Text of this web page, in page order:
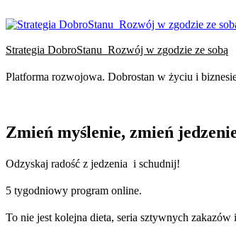
do
Strategia DobroStanu_Rozwój w zgodzie ze sobą
Platforma rozwojowa. Dobrostan w życiu i
Zmień myślenie, zmień
Odzyskaj radość z jedzenia i schudnij!
5 tygodniowy program online.
To nie jest kolejna dieta, seria sztywnych